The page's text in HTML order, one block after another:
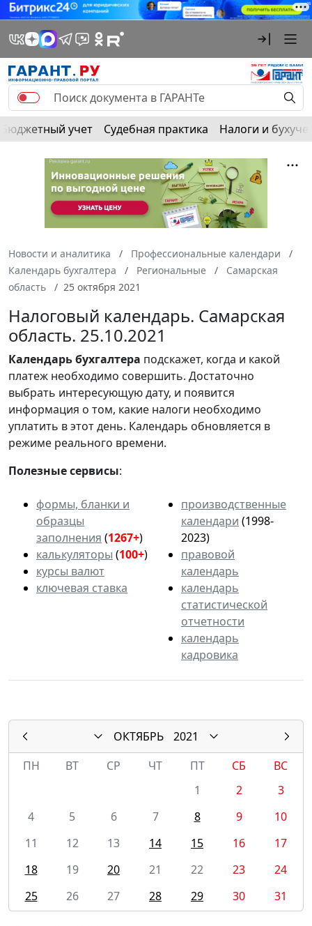
Бюджетный учет Судебная практика Налоги и
Новости и аналитика
Профессиональные календари
Календарь бухгалтера
Региональные
Самарская
область
25 октября 2021
Налоговый календарь. Самарская
область. 25.10.2021
Календарьбухгалтера подскажет, когда и какой
платеж необходимо совершить. Достаточно
выбрать интересующую дату, и появится
информация о том, какие налоги необходимо
уплатить в этот день. Календарь обновляется в
режиме реального времени.
Полезные сервисы:
формы, бланки и
образцы
заполнения (1267+)
калькуляторы (100+)
курсы валют
ключевая ставка
производственные
календари (1998-
2023)
правовой
календарь
календарь
статистической
отчетности
календарь
кадровика
ОКТЯБРЬ
2021
ПН
ВТ СР ЧТ ПТ СБ
ВС
1
2
3
4
5 6 7 8 9
10
11
12 13 14 15 16
17
18
19 20 21 22 23
24
25
26 27 28 29 30 31